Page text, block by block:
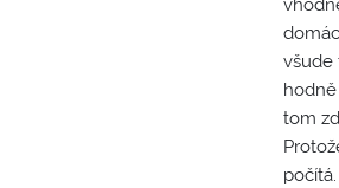
všude
tom
počítá.